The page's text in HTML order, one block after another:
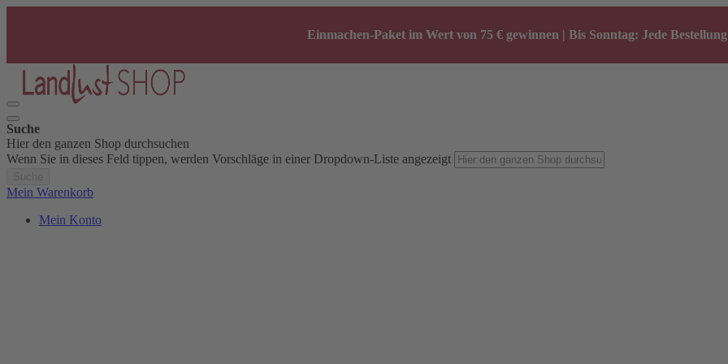
Einmachen-Paket im Wert von 75 € gewinnen | Bis Sonntag: Jede
Suche
Hier den ganzen Shop durchsuchen
Wenn Sie in dieses Feld tippen, werden Vorschläge in einer Dropdown-Liste angezeigt
Mein Warenkorb
Mein Konto